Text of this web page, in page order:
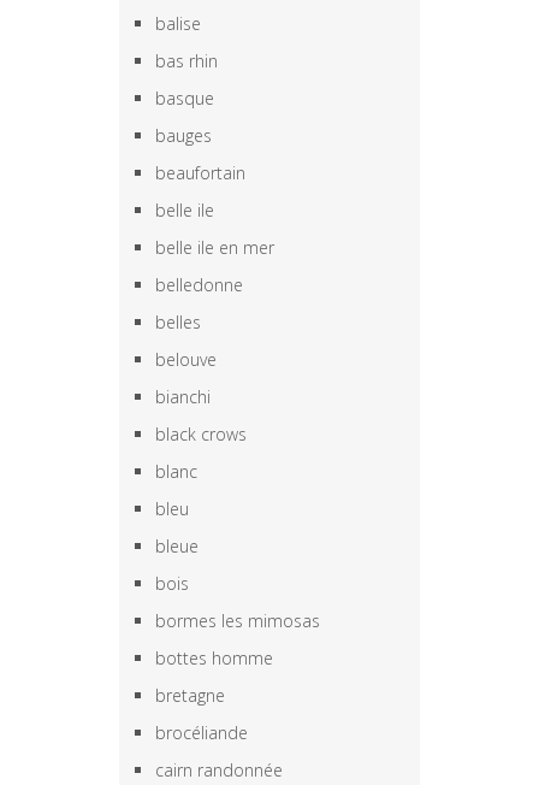
balise
bas rhin
basque
bauges
beaufortain
belle ile
belle ile en mer
belledonne
belles
belouve
bianchi
black crows
blanc
bleu
bleue
bois
bormes les mimosas
bottes homme
bretagne
brocéliande
cairn randonnée